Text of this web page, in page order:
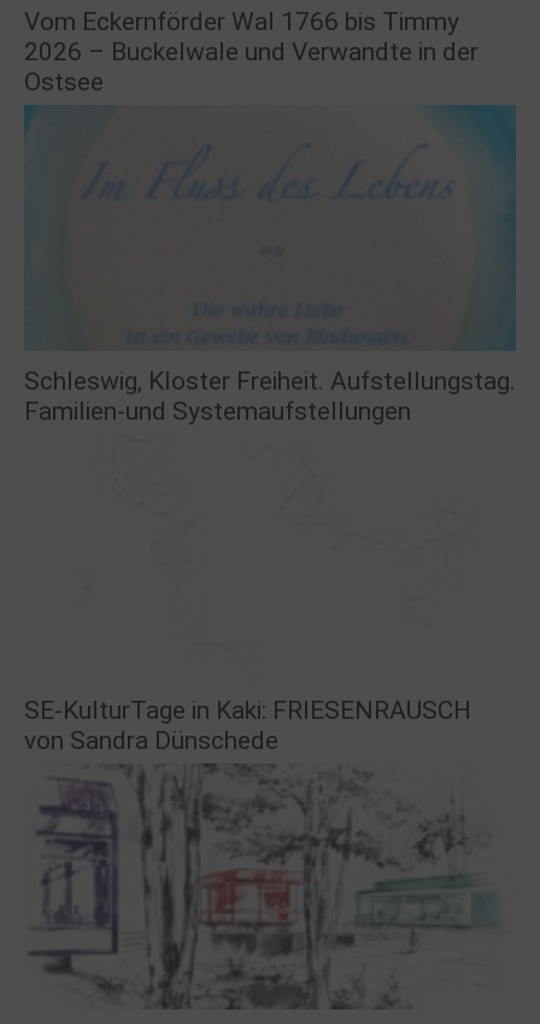
Vom Eckernförder Wal 1766 bis Timmy
2026 – Buckelwale und Verwandte in der
Ostsee
Schleswig, Kloster Freiheit. Aufstellungstag.
Familien-und Systemaufstellungen
SE-KulturTage in Kaki: FRIESENRAUSCH
von Sandra Dünschede